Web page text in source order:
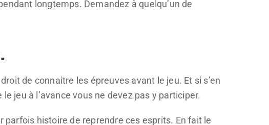
longtemps. Demandez à quelqu’un de
de connaitre les épreuves avant le jeu. Et si s’en
jeu à l’avance vous ne devez pas y participer.
histoire de reprendre ces esprits. En fait le